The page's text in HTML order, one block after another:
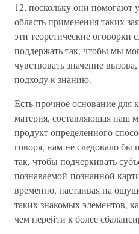
12, поскольку они помогают
область применения таких
эти теоретические оговорки
поддержать так, чтобы мы
чувствовать значение
подходу к знанию.
Есть прочное основание для
материя, составляющая
продукт определенного
говоря, нам не следовало бы
так, чтобы подчеркивать
познаваемой-познанной
временно, настаивая на
таких знакомых элементов,
чем перейти к более